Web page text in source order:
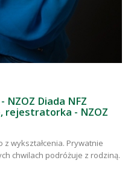
Diada NFZ
rejestratorka - NZOZ
z wykształcenia. Prywatnie
chwilach podróżuje z rodziną.